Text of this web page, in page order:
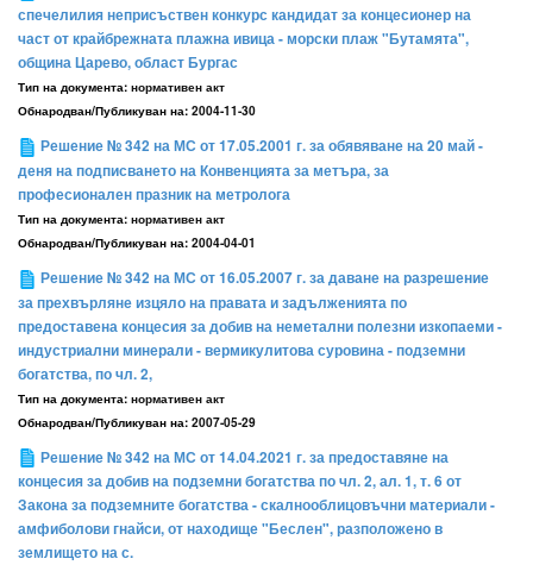
спечелилия неприсъствен конкурс кандидат за концесионер на
част от крайбрежната плажна ивица - морски плаж "Бутамята",
община Царево, област Бургас
Тип на документа: нормативен акт
Обнародван/Публикуван на: 2004-11-30
Решение № 342 на МС от 17.05.2001 г. за обявяване на 20 май -
деня на подписването на Конвенцията за метъра, за
професионален празник на метролога
Тип на документа: нормативен акт
Обнародван/Публикуван на: 2004-04-01
Решение № 342 на МС от 16.05.2007 г. за даване на разрешение
за прехвърляне изцяло на правата и задълженията по
предоставена концесия за добив на неметални полезни изкопаеми -
индустриални минерали - вермикулитова суровина - подземни
богатства, по чл. 2,
Тип на документа: нормативен акт
Обнародван/Публикуван на: 2007-05-29
Решение № 342 на МС от 14.04.2021 г. за предоставяне на
концесия за добив на подземни богатства по чл. 2, ал. 1, т. 6 от
Закона за подземните богатства - скалнооблицовъчни материали -
амфиболови гнайси, от находище "Беслен", разположено в
землището на с.